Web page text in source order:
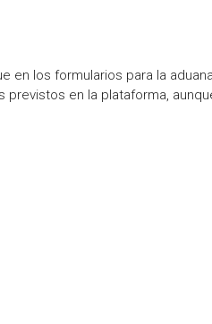
en los formularios para la
previstos en la plataforma,